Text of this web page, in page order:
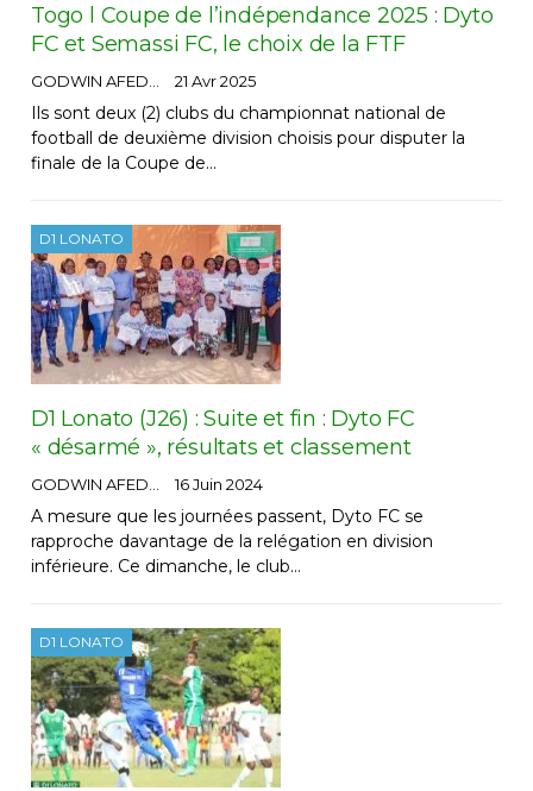
Togo l Coupe de l’indépendance 2025 : Dyto
FC et Semassi FC, le choix de la FTF
21 Avr 2025
Ils sont deux (2) clubs du championnat national de
football de deuxième division choisis pour disputer la
finale de la Coupe de…
D1 LONATO
D1 Lonato (J26) : Suite et fin : Dyto FC
« désarmé », résultats et classement
16 Juin 2024
A mesure que les journées passent, Dyto FC se
rapproche davantage de la relégation en division
inférieure. Ce dimanche, le club…
D1 LONATO